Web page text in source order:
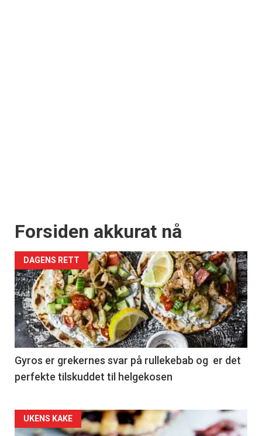
Forsiden akkurat nå
DAGENS RETT
Gyros er grekernes svar på rullekebab og er det
perfekte tilskuddet til helgekosen
Forsiden
UKENS KAKE